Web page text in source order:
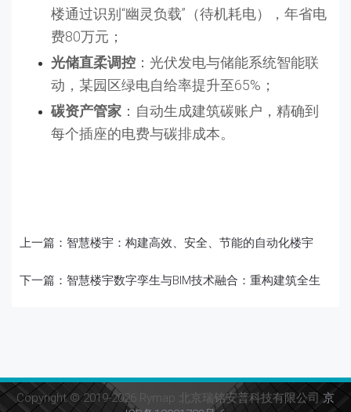
楼通过识别“幽灵负载”（待机耗电），年省电
费80万元；
光储直柔调控 ：光伏发电与储能系统智能联
动，某园区绿电自给率提升至65%；
碳资产管家 ：自动生成建筑碳账户，精确到
每个插座的电费与碳排成本。
上一篇： 智慧楼宇：构建高效、安全、节能的自动化楼宇
下一篇： 智慧楼宇数字孪生与BIM技术融合：重构建筑全生
Copyright © 2019-2026 Rymap 北京瑞铭安普科技有限公司京